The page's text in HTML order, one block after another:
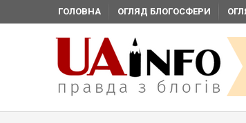
ГОЛОВНА ОГЛЯД БЛОГОСФЕРИ